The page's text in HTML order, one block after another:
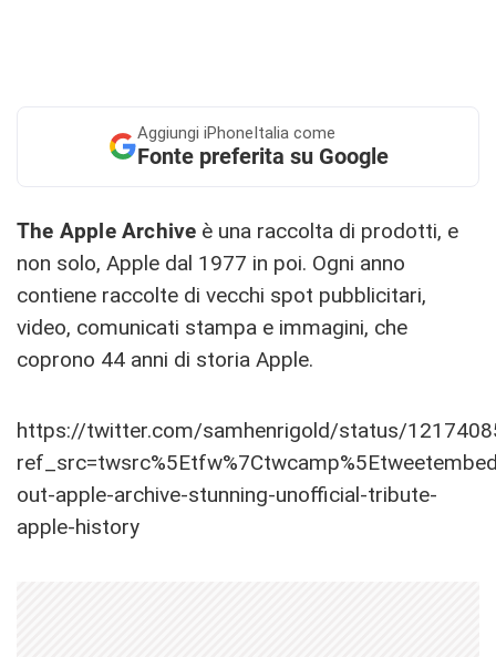
Aggiungi iPhoneItalia come
Fonte preferita su Google
The Apple Archive è una raccolta di prodotti, e
non solo, Apple dal 1977 in poi. Ogni anno
contiene raccolte di vecchi spot pubblicitari,
video, comunicati stampa e immagini, che
coprono 44 anni di storia Apple.
https://twitter.com/samhenrigold/status/
out-apple-archive-stunning-unofficial-tribute-
apple-history